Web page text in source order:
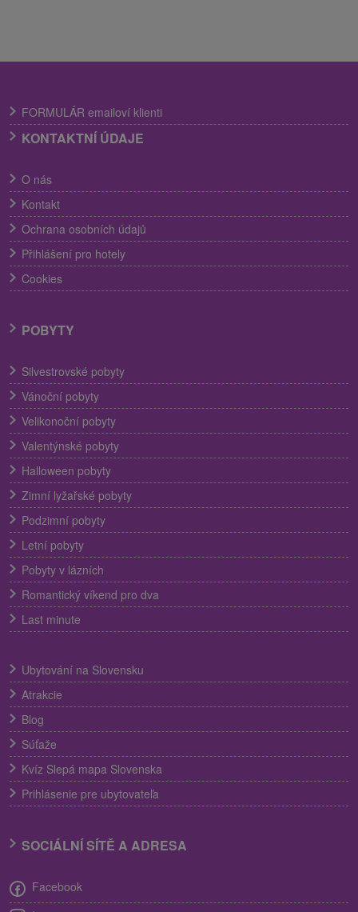
FORMULÁR emailoví klienti
KONTAKTNÍ ÚDAJE
O nás
Kontakt
Ochrana osobních údajů
Přihlášení pro hotely
Cookies
POBYTY
Silvestrovské pobyty
Vánoční pobyty
Velikonoční pobyty
Valentýnské pobyty
Halloween pobyty
Zimní lyžařské pobyty
Podzimní pobyty
Letní pobyty
Pobyty v lázních
Romantický víkend pro dva
Last minute
Ubytování na Slovensku
Atrakcie
Blog
Súťaže
Kvíz Slepá mapa Slovenska
Prihlásenie pre ubytovateľa
SOCIÁLNÍ SÍTĚ A ADRESA
Facebook